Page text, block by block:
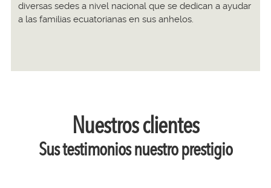
diversas sedes a nivel nacional que se dedican a ayudar
a las familias ecuatorianas en sus anhelos.
Nuestros clientes
Sus testimonios nuestro prestigio